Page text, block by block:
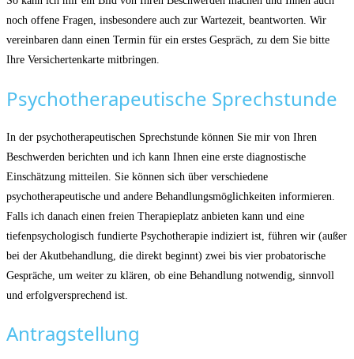
noch offene Fragen, insbesondere auch zur Wartezeit, beantworten. Wir
vereinbaren dann einen Termin für ein erstes Gespräch, zu dem Sie bitte
Ihre Versichertenkarte mitbringen.
Psychotherapeutische Sprechstunde
In der psychotherapeutischen Sprechstunde können Sie mir von Ihren
Beschwerden berichten und ich kann Ihnen eine erste diagnostische
Einschätzung mitteilen. Sie können sich über verschiedene
psychotherapeutische und andere Behandlungsmöglichkeiten informieren.
Falls ich danach einen freien Therapieplatz anbieten kann und eine
tiefenpsychologisch fundierte Psychotherapie indiziert ist, führen wir (außer
bei der Akutbehandlung, die direkt beginnt) zwei bis vier probatorische
Gespräche, um weiter zu klären, ob eine Behandlung notwendig, sinnvoll
und erfolgversprechend ist.
Antragstellung